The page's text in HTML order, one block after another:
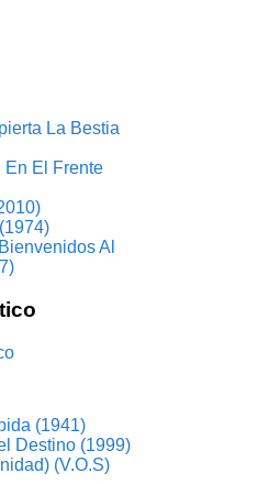
La Bestia
En El Frente
Al
(1941)
Destino (1999)
(V.O.S)